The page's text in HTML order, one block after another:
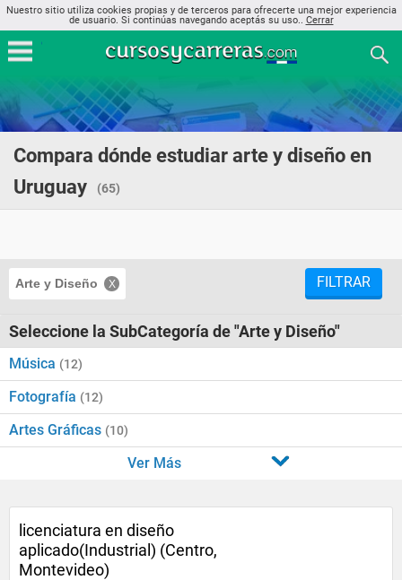
Nuestro sitio utiliza cookies propias y de terceros para ofrecerte una mejor experiencia
de usuario. Si continúas navegando aceptás su uso.. Cerrar
Compara dónde estudiar arte y diseño en
Uruguay
(65)
Arte y Diseño FILTRAR
Seleccione la SubCategoría de "Arte y Diseño"
Música (12)
Fotografía (12)
Artes Gráficas (10)
Ver Más
licenciatura en diseño
aplicado(Industrial) (Centro,
Montevideo)